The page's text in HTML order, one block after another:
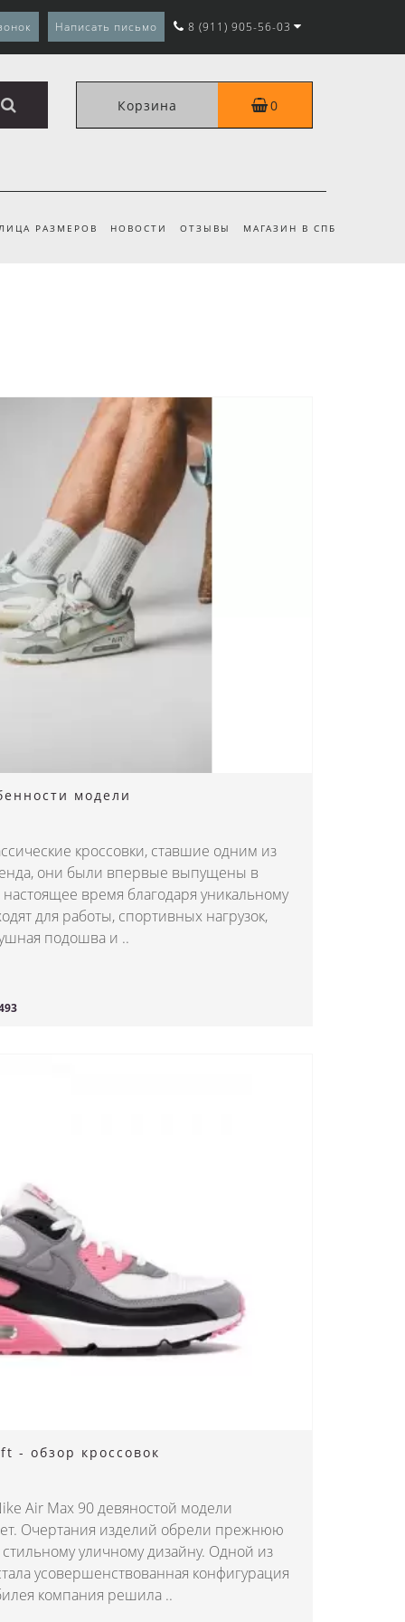
Написать письмо 8 (911) 905-56-03
Корзина 0
РАЗМЕРОВ НОВОСТИ ОТЗЫВЫ МАГАЗИН В СПБ
модели
кроссовки, ставшие одним из
они были впервые выпущены в
время благодаря уникальному
для работы, спортивных нагрузок,
подошва и ..
- обзор кроссовок
Air Max 90 девяностой модели
Очертания изделий обрели прежнюю
уличному дизайну. Одной из
усовершенствованная конфигурация
компания решила ..